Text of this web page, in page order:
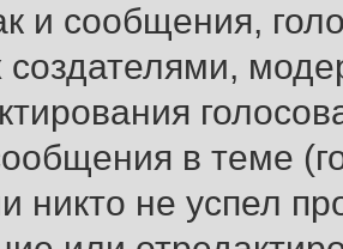
и сообщения,
создателями,
в теме
никто не успел